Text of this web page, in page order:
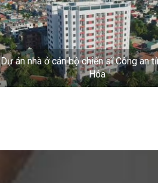
Dự án nhà ở cán bộ chiến sĩ Công an
Hóa